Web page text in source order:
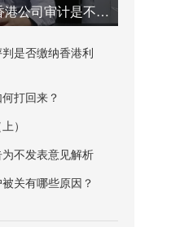
BUD专项审计与香港公司审计是不一样的
是否缴纳香港利
打回来？
）
不发表意见解析
关有哪些原因？